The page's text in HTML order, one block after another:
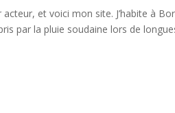
et voici mon site. J’habite à
par la pluie soudaine lors de